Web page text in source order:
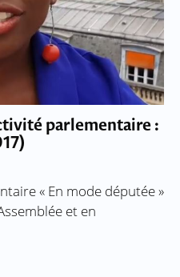
parlementaire :
« En mode députée »
et en